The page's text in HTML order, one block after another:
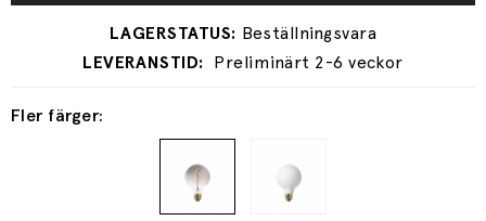
Fler färger:
Preliminärt 2-6 veckor